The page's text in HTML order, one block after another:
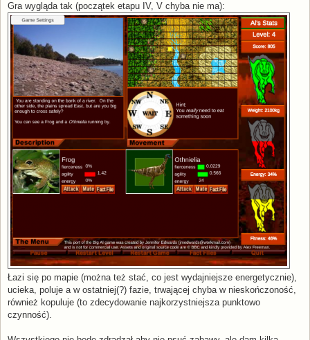
Gra wygląda tak (początek etapu IV, V chyba nie ma):
Łazi się po mapie (można też stać, co jest wydajniejsze energetycznie),
ucieka, poluje a w ostatniej(?) fazie, trwającej chyba w nieskończoność,
również kopuluje (to zdecydowanie najkorzystniejsza punktowo
czynność).